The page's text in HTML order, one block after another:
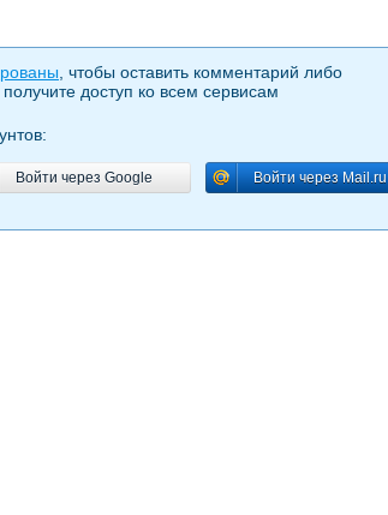
, чтобы оставить комментарий либо
доступ ко всем сервисам
Войти через Google
Войти через Google Войти через Mail.ru
Войти через Mail.ru